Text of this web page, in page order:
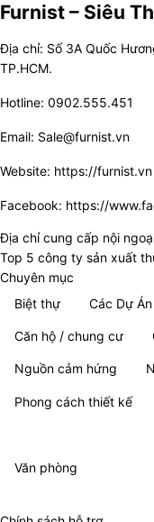
Furnist – Siêu
Địa chỉ: Số 3A Quốc
TP.HCM.
Hotline: 0902.555.451
Email: Sale@furnist.vn
Website: https://furnist.vn
Facebook: https://
Địa chỉ cung cấp nội
Top 5 công ty sản xuất
Chuyên mục
Biệt thự
Các Dự
Căn hộ / chung cư
Nguồn cảm hứng
Phong cách thiết kế
Văn phòng